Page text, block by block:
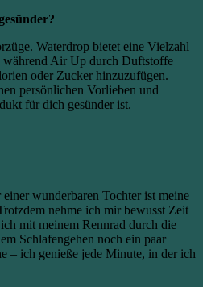
Waterdrop bietet eine Vielzahl
Air Up durch Duftstoffe
oder Zucker hinzuzufügen.
persönlichen Vorlieben und
für dich gesünder ist.
wunderbaren Tochter ist meine
nehme ich mir bewusst Zeit
mit meinem Rennrad durch die
Schlafengehen noch ein paar
– ich genieße jede Minute, in der ich